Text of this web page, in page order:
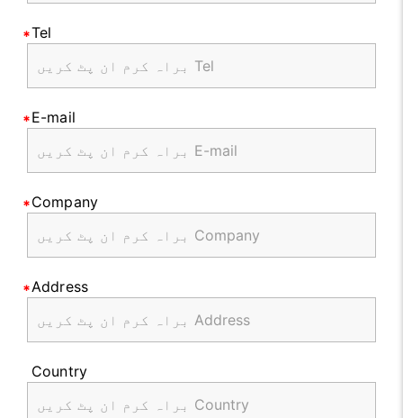
Tel
E-mail
Company
Address
Country